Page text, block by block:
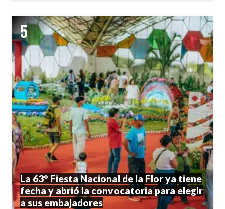
La 63° Fiesta Nacional de la Flor ya tiene
fecha y abrió la convocatoria para elegir
a sus embajadores